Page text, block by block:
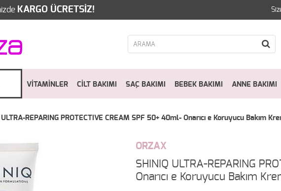
KARGO ÜCRETSİZ!
VİTAMİNLER CİLT BAKIMI SAÇ BAKIMI BEBEK BAKIMI ANNE BAKIMI
REPARING PROTECTIVE CREAM SPF 50+ 40ml- Onarıcı e Koruyucu Bakım
ORZAX
SHINIQ ULTRA-REPARING
Onarıcı e Koruyucu Bakım